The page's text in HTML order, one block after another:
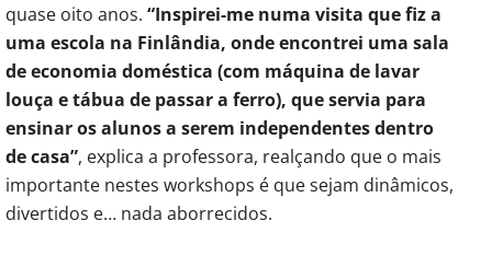
quase oito anos. “Inspirei-me numa visita que fiz a
uma escola na Finlândia, onde encontrei uma sala
de economia doméstica (com máquina de lavar
louça e tábua de passar a ferro), que servia para
ensinar os alunos a serem independentes dentro
de casa”, explica a professora, realçando que o mais
importante nestes workshops é que sejam dinâmicos,
divertidos e… nada aborrecidos.